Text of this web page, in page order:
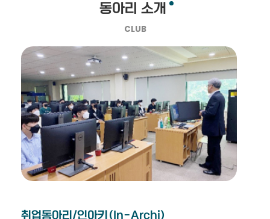
동아리 소개
CLUB
취업동아리/인아키(In-Archi)